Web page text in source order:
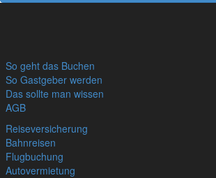
So geht das Buchen
So Gastgeber werden
Das sollte man wissen
AGB
Reiseversicherung
Bahnreisen
Flugbuchung
Autovermietung